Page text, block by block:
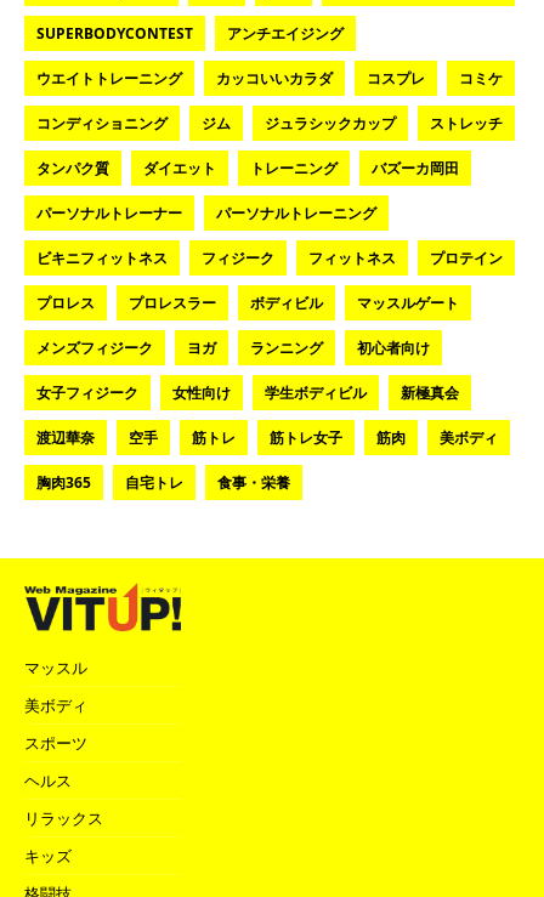
SUPERBODYCONTEST アンチエイジング
ウエイトトレーニング カッコいいカラダ コスプレ コミケ
コンディショニング ジム ジュラシックカップ ストレッチ
タンパク質 ダイエット トレーニング バズーカ岡田
パーソナルトレーナー パーソナルトレーニング
ビキニフィットネス フィジーク フィットネス プロテイン
プロレス プロレスラー ボディビル マッスルゲート
メンズフィジーク ヨガ ランニング 初心者向け
女子フィジーク 女性向け 学生ボディビル 新極真会
渡辺華奈 空手 筋トレ 筋トレ女子 筋肉 美ボディ
胸肉365 自宅トレ 食事・栄養
マッスル
美ボディ
スポーツ
ヘルス
リラックス
キッズ